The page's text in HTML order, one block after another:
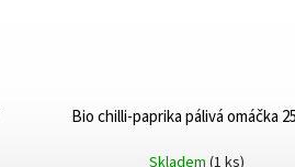
Bio chilli-paprika pálivá omáčka
Skladem(1 ks)